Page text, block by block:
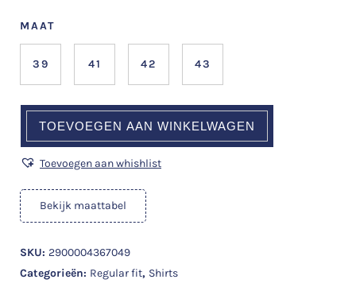
MAAT
39 41 42 43
TOEVOEGEN AAN WINKELWAGEN
Toevoegen aan whishlist
Bekijk maattabel
SKU: 2900004367049
Categorieën: Regular fit, Shirts